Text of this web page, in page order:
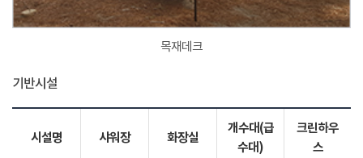
목재데크
기반시설
시설명 샤워장 화장실
개수대(급
수대)
크린하우
스